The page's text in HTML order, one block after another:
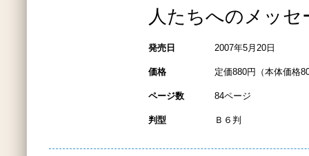
人たちへのメッセ
発売日 2007年5月20日
価格 定価880円（本体価格
ページ数 84ページ
判型 Ｂ６判